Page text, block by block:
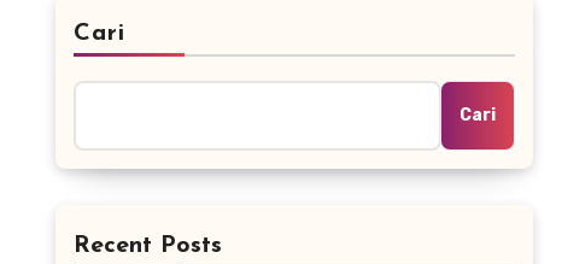
Cari
Cari
Recent Posts